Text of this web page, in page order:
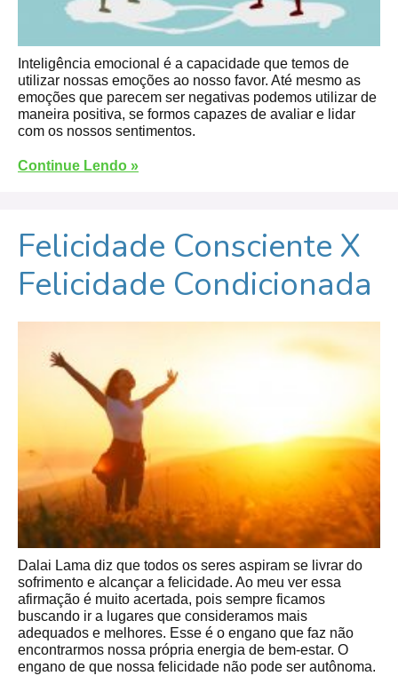
Inteligência emocional é a capacidade que temos de
utilizar nossas emoções ao nosso favor. Até mesmo as
emoções que parecem ser negativas podemos utilizar de
maneira positiva, se formos capazes de avaliar e lidar
com os nossos sentimentos.
Continue Lendo »
Felicidade Consciente X
Felicidade Condicionada
Dalai Lama diz que todos os seres aspiram se livrar do
sofrimento e alcançar a felicidade. Ao meu ver essa
afirmação é muito acertada, pois sempre ficamos
buscando ir a lugares que consideramos mais
adequados e melhores. Esse é o engano que faz não
encontrarmos nossa própria energia de bem-estar. O
engano de que nossa felicidade não pode ser autônoma.